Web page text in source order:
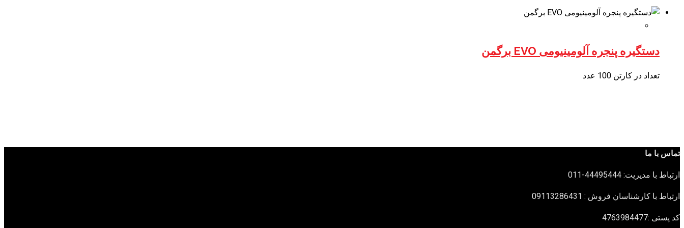
دستگیره پنجره آلومینیومی EVO برگمن
تعداد در کارتن 100 عدد
تماس با ما
ارتباط با مدیریت: 44495444-011
ارتباط با کارشناسان فروش : 09113286431
کد پستی :4763984477